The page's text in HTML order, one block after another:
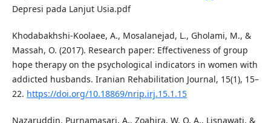
Depresi pada Lanjut Usia.pdf
Khodabakhshi-Koolaee, A., Mosalanejad, L., Gholami, M., &
Massah, O. (2017). Research paper: Effectiveness of group
hope therapy on the psychological indicators in women with
addicted husbands. Iranian Rehabilitation Journal, 15(1), 15–
22. https://doi.org/10.18869/nrip.irj.15.1.15
Nazaruddin, Purnamasari, A., Zoahira, W. O. A., Lisnawati, &